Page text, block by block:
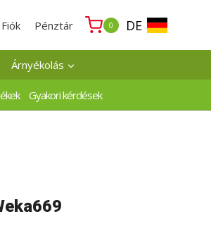
Fiók Pénztár 0 DE
Árnyékolás
Gyakori kérdések